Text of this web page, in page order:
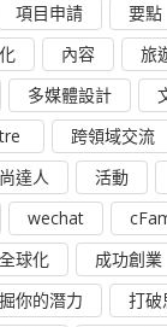
項目申請 要點
內容 旅
多媒體設計
跨領域交流
達人 活動
wechat
全球化 成功創業
你的潛力 打破